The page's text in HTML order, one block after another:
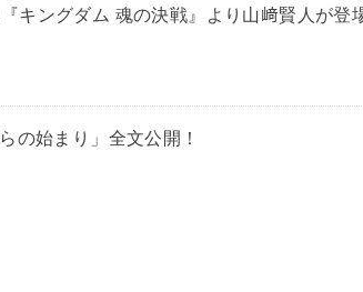
キングダム 魂の決戦』より山﨑賢人が登
始まり」全文公開！